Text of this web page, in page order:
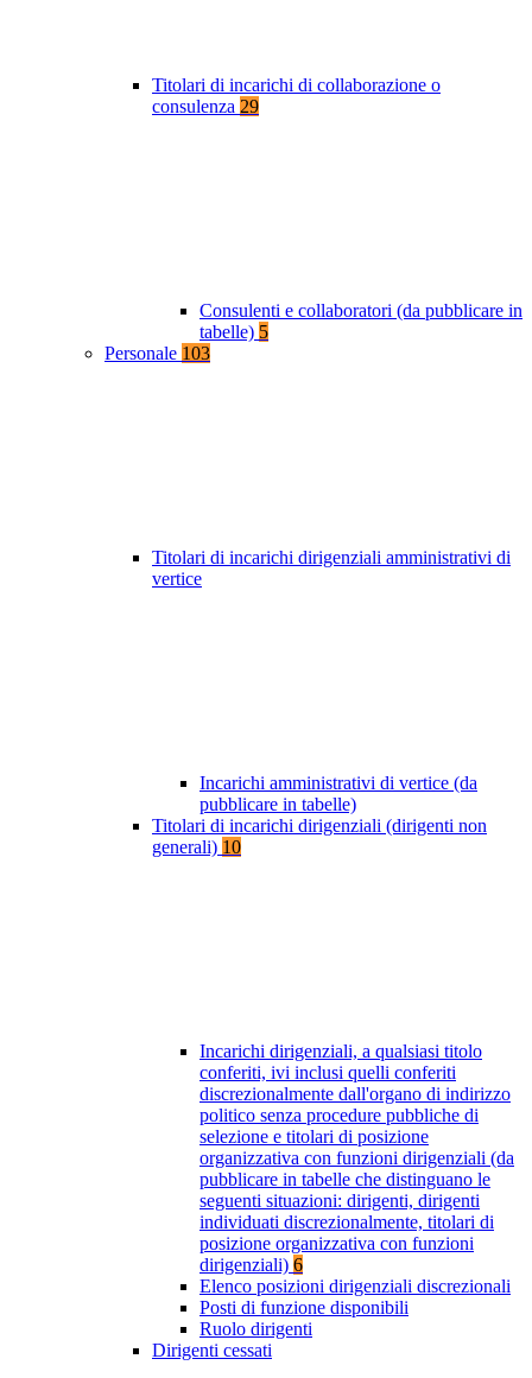
Titolari di incarichi di collaborazione o
consulenza 29
Consulenti e collaboratori (da pubblicare in
tabelle) 5
Personale 103
Titolari di incarichi dirigenziali amministrativi di
vertice
Incarichi amministrativi di vertice (da
pubblicare in tabelle)
Titolari di incarichi dirigenziali (dirigenti non
generali) 10
Incarichi dirigenziali, a qualsiasi titolo
conferiti, ivi inclusi quelli conferiti
discrezionalmente dall'organo di indirizzo
politico senza procedure pubbliche di
selezione e titolari di posizione
organizzativa con funzioni dirigenziali (da
pubblicare in tabelle che distinguano le
seguenti situazioni: dirigenti, dirigenti
individuati discrezionalmente, titolari di
posizione organizzativa con funzioni
dirigenziali) 6
Elenco posizioni dirigenziali discrezionali
Posti di funzione disponibili
Ruolo dirigenti
Dirigenti cessati